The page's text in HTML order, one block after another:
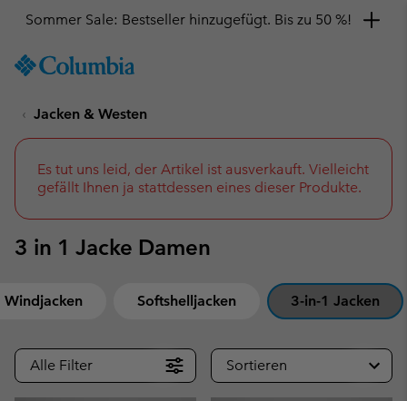
TO
SKIP
NAV
SKIP
TO
SEARCH
Sommer Sale: Bestseller hinzugefügt. Bis zu 50 %!
Jacken & Westen
Es tut uns leid, der Artikel ist ausverkauft. Vielleicht
gefällt Ihnen ja stattdessen eines dieser Produkte.
3 in 1 Jacke Damen
Windjacken Softshelljacken 3-in-1 Jacken
Alle Filter Sortieren